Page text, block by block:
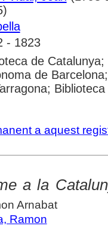
- 1823
de
de
a aquest
a la
Arnabat
Ramon